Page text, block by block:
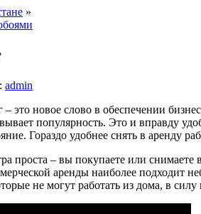
»
admin
– это новое слово в обеспечении
популярность. Это и вправду
Гораздо удобнее снять в
проста – вы покупаете или
аренды наиболее подходит
не могут работать из дома, в